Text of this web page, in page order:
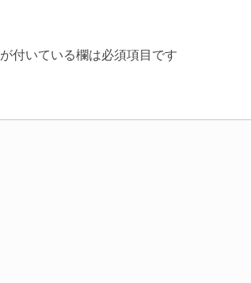
が付いている欄は必須項目です